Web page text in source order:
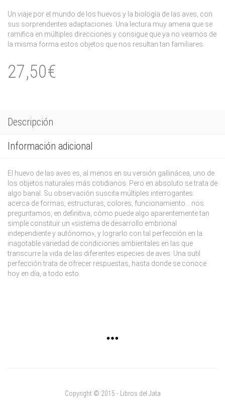
Un viaje por el mundo de los huevos y la biología de las aves, con
sus sorprendentes adaptaciones. Una lectura muy amena que se
ramifica en múltiples direcciones y consigue que ya no veamos de
la misma forma estos objetos que nos resultan tan familiares.
27,50€
Descripción
Información adicional
El huevo de las aves es, al menos en su versión gallinácea, uno de
los objetos naturales más cotidianos. Pero en absoluto se trata de
algo banal. Su observación suscita múltiples interrogantes:
acerca de formas, estructuras, colores, funcionamiento… nos
preguntamos, en definitiva, cómo puede algo aparentemente tan
simple constituir un «sistema de desarrollo embrional
independiente y autónomo», y lograrlo con tal perfección en la
inagotable variedad de condiciones ambientales en las que
transcurre la vida de las diferentes especies de aves. Una sutil
perfección trata de ofrecer respuestas, hasta donde se conoce
hoy en día, a todo esto.
Copyright © 2015 - Libros del Jata